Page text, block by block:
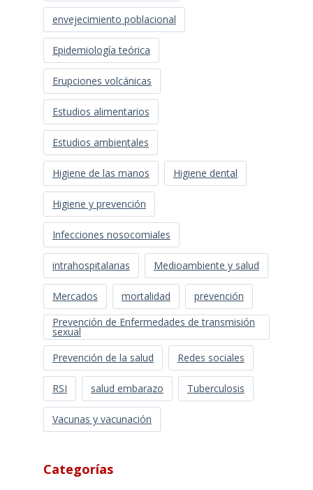
envejecimiento poblacional
Epidemiología teórica
Erupciones volcánicas
Estudios alimentarios
Estudios ambientales
Higiene de las manos Higiene dental
Higiene y prevención
Infecciones nosocomiales
intrahospitalarias Medioambiente y salud
Mercados mortalidad
prevención
Prevención de Enfermedades de transmisión
sexual
Prevención de la salud
Redes sociales
RSI salud embarazo Tuberculosis
Vacunas y vacunación
Categorías